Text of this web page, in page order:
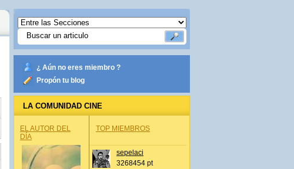
¿ Aún no eres miembro ?
Propón tu blog
LA COMUNIDAD CINE
EL AUTOR DEL
DÍA
TOP MIEMBROS
sepelaci
3268454 pt